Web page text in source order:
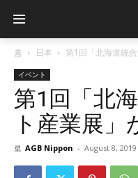
홈 日本 第1回「北海道統
イベント
第1回「北
ト産業展」
로 AGB Nippon - August 8, 2019